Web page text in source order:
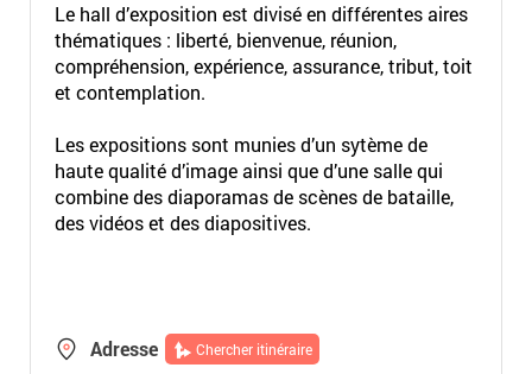
Le hall d’exposition est divisé en différentes aires
thématiques : liberté, bienvenue, réunion,
compréhension, expérience, assurance, tribut, toit
et contemplation.
Les expositions sont munies d’un sytème de
haute qualité d’image ainsi que d’une salle qui
combine des diaporamas de scènes de bataille,
des vidéos et des diapositives.
Adresse Chercher itinéraire